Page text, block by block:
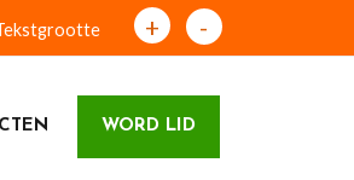
+ -
WORD LID